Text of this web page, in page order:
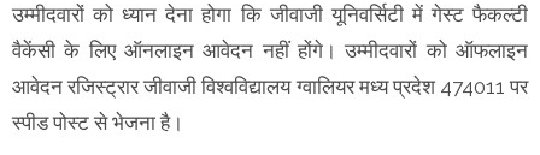
उम्मीदवारों को ध्यान देना होगा कि जीवाजी यूनिवर्सिटी में गेस्ट फैकल्टी
वैकेंसी के लिए ऑनलाइन आवेदन नहीं होंगे। उम्मीदवारों को ऑफलाइन
आवेदन रजिस्ट्रार जीवाजी विश्वविद्यालय ग्वालियर मध्य प्रदेश 474011 पर
स्पीड पोस्ट से भेजना है।